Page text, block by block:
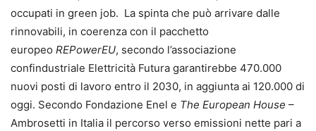
occupati in green job. La spinta che può arrivare dalle
rinnovabili, in coerenza con il pacchetto
europeo REPowerEU, secondo l’associazione
confindustriale Elettricità Futura garantirebbe 470.000
nuovi posti di lavoro entro il 2030, in aggiunta ai 120.000 di
oggi. Secondo Fondazione Enel e The European House –
Ambrosetti in Italia il percorso verso emissioni nette pari a